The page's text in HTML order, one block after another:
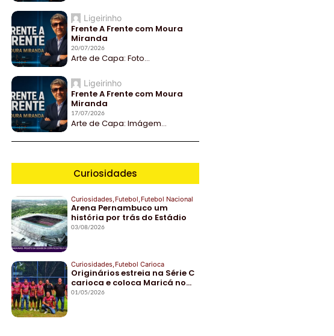
Ligeirinho
Frente A Frente com Moura
Miranda
20/07/2026
Arte de Capa: Foto...
Ligeirinho
Frente A Frente com Moura
Miranda
17/07/2026
Arte de Capa: Imágem...
Curiosidades
Curiosidades Futebol Futebol Nacional
Arena Pernambuco um
história por trás do Estádio
03/08/2026
Curiosidades Futebol Carioca
Originários estreia na Série C
carioca e coloca Maricá no…
01/05/2026